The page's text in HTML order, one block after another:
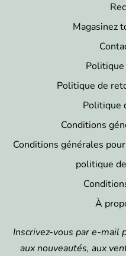
Magasinez
Politique de
Politique
Conditions
Conditions générales
politique
À
Inscrivez-vous par e-mail
aux nouveautés, aux